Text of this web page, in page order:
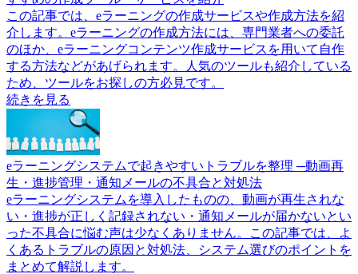
この記事では、eラーニングの作成サービスや作成方法を紹
介します。eラーニングの作成方法には、専門業者への委託
のほか、eラーニングコンテンツ作成サービスを用いて自作
する方法などがあげられます。人気のツールも紹介している
ため、ツールをお探しの方必見です。
続きを見る
eラーニングシステムで起きやすいトラブルを整理 ─動画再
生・進捗管理・通知メールの不具合と対処法
eラーニングシステムを導入したものの、動画が再生されな
い・進捗が正しく記録されない・通知メールが届かないとい
った不具合に悩む声は少なくありません。この記事では、よ
くあるトラブルの原因と対処法、システム選びのポイントを
まとめて解説します。